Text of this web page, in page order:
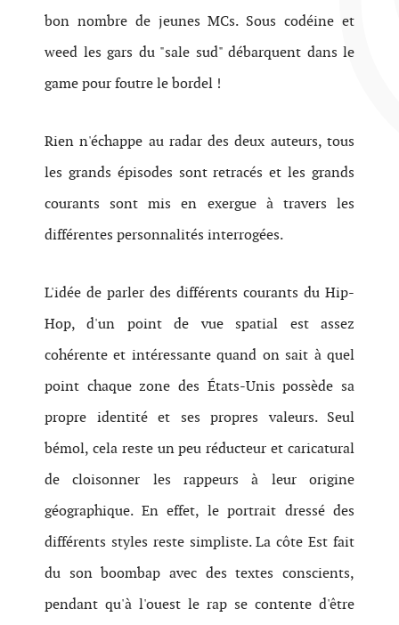
bon nombre de jeunes MCs. Sous codéine et
weed les gars du "sale sud" débarquent dans le
game pour foutre le bordel !
Rien n'échappe au radar des deux auteurs, tous
les grands épisodes sont retracés et les grands
courants sont mis en exergue à travers les
différentes personnalités interrogées.
L'idée de parler des différents courants du Hip-
Hop, d'un point de vue spatial est assez
cohérente et intéressante quand on sait à quel
point chaque zone des États-Unis possède sa
propre identité et ses propres valeurs. Seul
bémol, cela reste un peu réducteur et caricatural
de cloisonner les rappeurs à leur origine
géographique. En effet, le portrait dressé des
différents styles reste simpliste. La côte Est fait
du son boombap avec des textes conscients,
pendant qu'à l'ouest le rap se contente d'être